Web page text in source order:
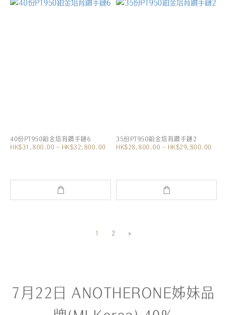
40份PT950鉑金培育鑽手鏈6
HK$31,800.00 ~ HK$32,800.00
35份PT950鉑金培育鑽手鏈2
HK$28,800.00 ~ HK$29,800.00
1 2 »
7月22日 ANOTHERONE姊妹品